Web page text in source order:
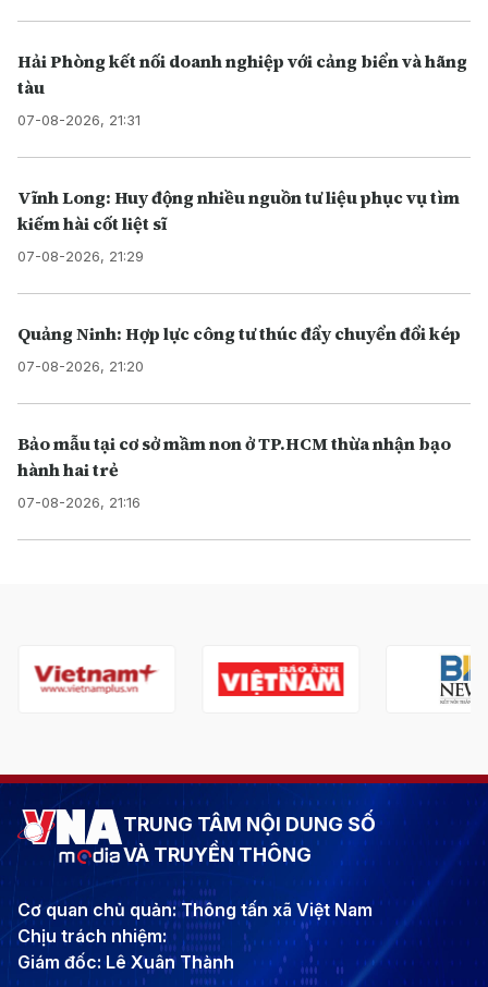
Hải Phòng kết nối doanh nghiệp với cảng biển và hãng
tàu
07-08-2026, 21:31
Vĩnh Long: Huy động nhiều nguồn tư liệu phục vụ tìm
kiếm hài cốt liệt sĩ
07-08-2026, 21:29
Quảng Ninh: Hợp lực công tư thúc đẩy chuyển đổi kép
07-08-2026, 21:20
Bảo mẫu tại cơ sở mầm non ở TP.HCM thừa nhận bạo
hành hai trẻ
07-08-2026, 21:16
TRUNG TÂM NỘI DUNG SỐ
VÀ TRUYỀN THÔNG
Cơ quan chủ quản: Thông tấn xã Việt Nam
Chịu trách nhiệm:
Giám đốc: Lê Xuân Thành